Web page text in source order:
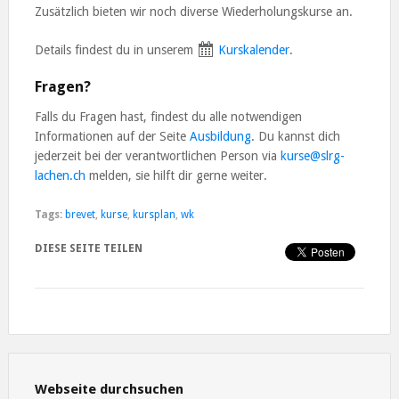
Zusätzlich bieten wir noch diverse Wiederholungskurse an.
Details findest du in unserem Kurskalender.
Fragen?
Falls du Fragen hast, findest du alle notwendigen
Informationen auf der Seite Ausbildung. Du kannst dich
jederzeit bei der verantwortlichen Person via kurse@slrg-
lachen.ch melden, sie hilft dir gerne weiter.
Tags: brevet, kurse, kursplan, wk
DIESE SEITE TEILEN
Webseite durchsuchen